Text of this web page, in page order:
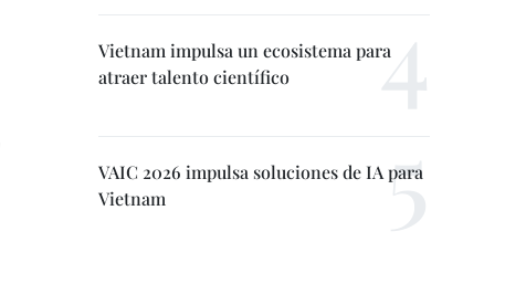
Vietnam impulsa un ecosistema para
atraer talento científico
VAIC 2026 impulsa soluciones de IA para
Vietnam